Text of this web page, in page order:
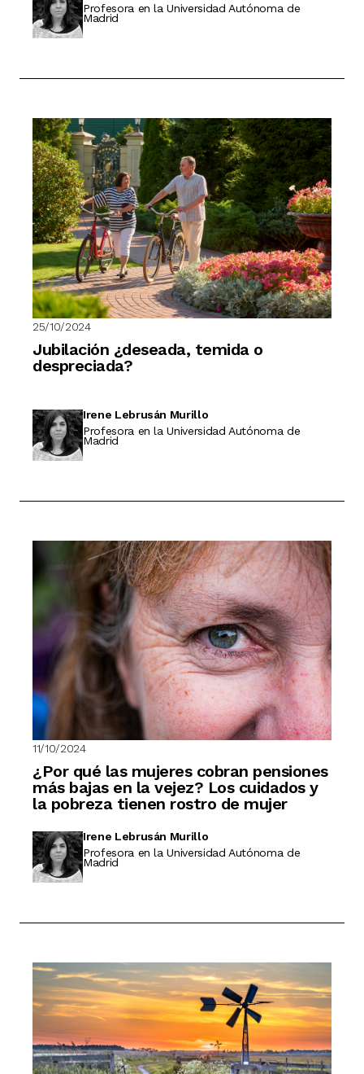
Profesora en la Universidad Autónoma de
Madrid
25/10/2024
Jubilación ¿deseada, temida o
despreciada?
Irene Lebrusán Murillo
Profesora en la Universidad Autónoma de
Madrid
11/10/2024
¿Por qué las mujeres cobran pensiones
más bajas en la vejez? Los cuidados y
la pobreza tienen rostro de mujer
Irene Lebrusán Murillo
Profesora en la Universidad Autónoma de
Madrid